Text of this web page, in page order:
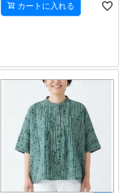
カートに入れる